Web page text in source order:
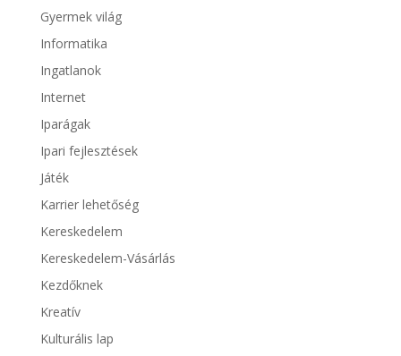
Gyermek világ
Informatika
Ingatlanok
Internet
Iparágak
Ipari fejlesztések
Játék
Karrier lehetőség
Kereskedelem
Kereskedelem-Vásárlás
Kezdőknek
Kreatív
Kulturális lap